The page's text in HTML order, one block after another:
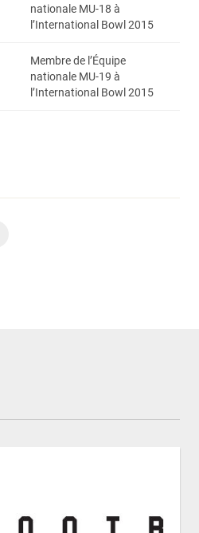
nationale MU-18 à
l’International Bowl 2015
Membre de l’Équipe
nationale MU-19 à
l’International Bowl 2015